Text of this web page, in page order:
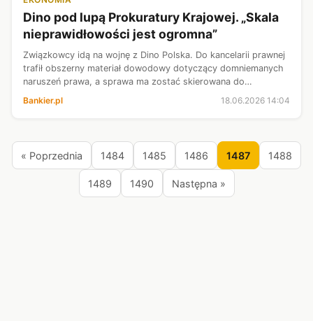
Dino pod lupą Prokuratury Krajowej. „Skala
nieprawidłowości jest ogromna”
Związkowcy idą na wojnę z Dino Polska. Do kancelarii prawnej
trafił obszerny materiał dowodowy dotyczący domniemanych
naruszeń prawa, a sprawa ma zostać skierowana do
Prokuratury Krajowej. W tle są zarzuty dotyczące zwolnień
pracowników, działalności...
Bankier.pl 18.06.2026 14:04
« Poprzednia 1484 1485 1486 1487 1488
1489 1490 Następna »